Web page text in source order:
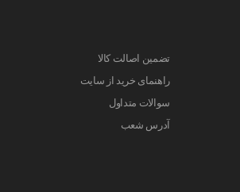
تضمین اصالت کالا
راهنمای خرید از سایت
سوالات متداول
آدرس شعب